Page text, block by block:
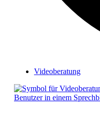
Videoberatung